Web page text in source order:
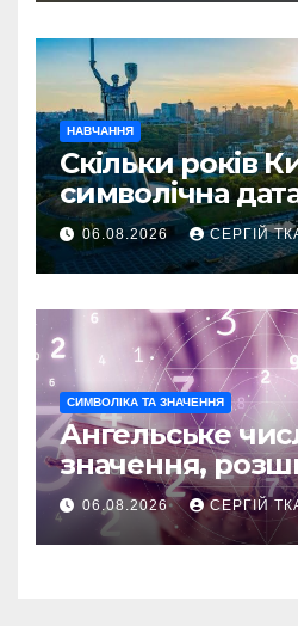
НАВЧАННЯ
Скільки років
символічна
та те, що
06.08.2026 СЕРГІЙ
СИМВОЛІКА ТА ЗНАЧЕННЯ
Ангельське
значення,
послання
06.08.2026 СЕРГІЙ